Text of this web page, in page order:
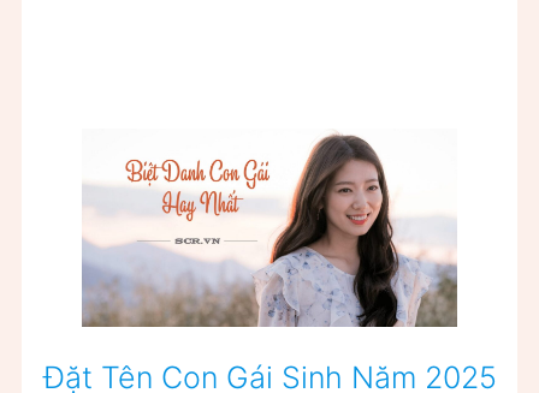
Đặt Tên Con Gái Sinh Năm 2025